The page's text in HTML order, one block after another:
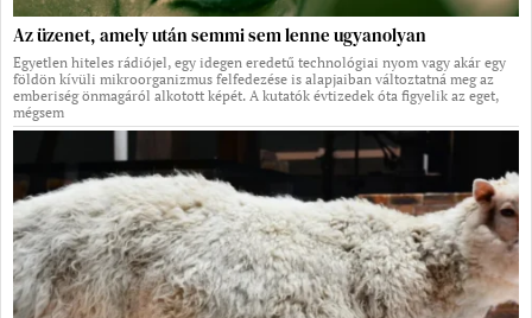
Az üzenet, amely után semmi sem lenne ugyanolyan
Egyetlen hiteles rádiójel, egy idegen eredetű technológiai nyom vagy akár egy
földön kívüli mikroorganizmus felfedezése is alapjaiban változtatná meg az
emberiség önmagáról alkotott képét. A kutatók évtizedek óta figyelik az eget,
mégsem